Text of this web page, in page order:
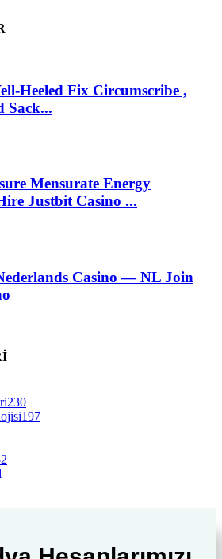
Heeled Fix Circumscribe ,
Sack...
Mensurate Energy
Justbit Casino ...
Casino — NL Join
230
197